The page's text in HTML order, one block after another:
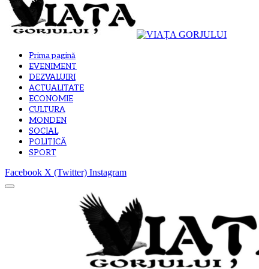
Prima pagină
EVENIMENT
DEZVALUIRI
ACTUALITATE
ECONOMIE
CULTURA
MONDEN
SOCIAL
POLITICĂ
SPORT
Facebook X (Twitter) Instagram